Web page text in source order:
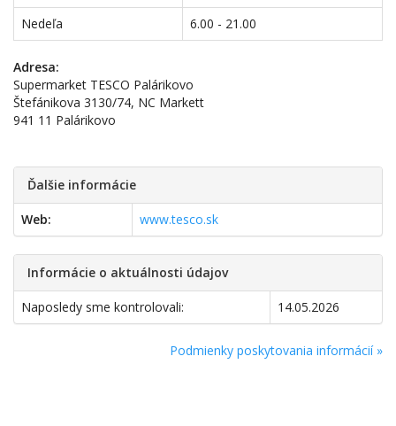
Nedeľa
6.00 - 21.00
Adresa:
Supermarket TESCO Palárikovo
Štefánikova 3130/74, NC Markett
941 11 Palárikovo
Ďalšie informácie
Web: www.tesco.sk
Informácie o aktuálnosti údajov
Naposledy sme kontrolovali: 14.05.2026
Podmienky poskytovania informácií »